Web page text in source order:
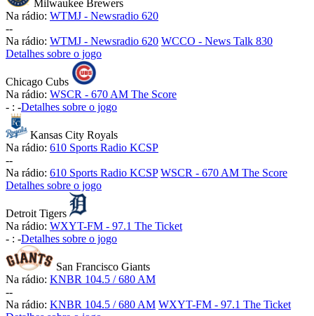
Milwaukee Brewers
Na rádio: WTMJ - Newsradio 620
--
Na rádio: WTMJ - Newsradio 620 WCCO - News Talk 830
Detalhes sobre o jogo
Chicago Cubs
Na rádio: WSCR - 670 AM The Score
- : -Detalhes sobre o jogo
Kansas City Royals
Na rádio: 610 Sports Radio KCSP
--
Na rádio: 610 Sports Radio KCSP WSCR - 670 AM The Score
Detalhes sobre o jogo
Detroit Tigers
Na rádio: WXYT-FM - 97.1 The Ticket
- : -Detalhes sobre o jogo
San Francisco Giants
Na rádio: KNBR 104.5 / 680 AM
--
Na rádio: KNBR 104.5 / 680 AM WXYT-FM - 97.1 The Ticket